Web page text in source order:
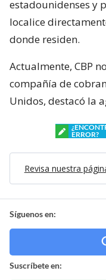
estadounidenses y
localice
donde residen.
Actualmente, CBP
compañía de
Unidos, destacó la
ERROR?
Revisa nuestra
Síguenos en:
Suscríbete en: